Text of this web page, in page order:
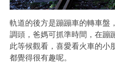
軌道的後方是蹦蹦車的轉車盤
調頭，爸媽可抓準時間，在蹦
此等候觀看，喜愛看火車的小
都覺得很有趣呢。